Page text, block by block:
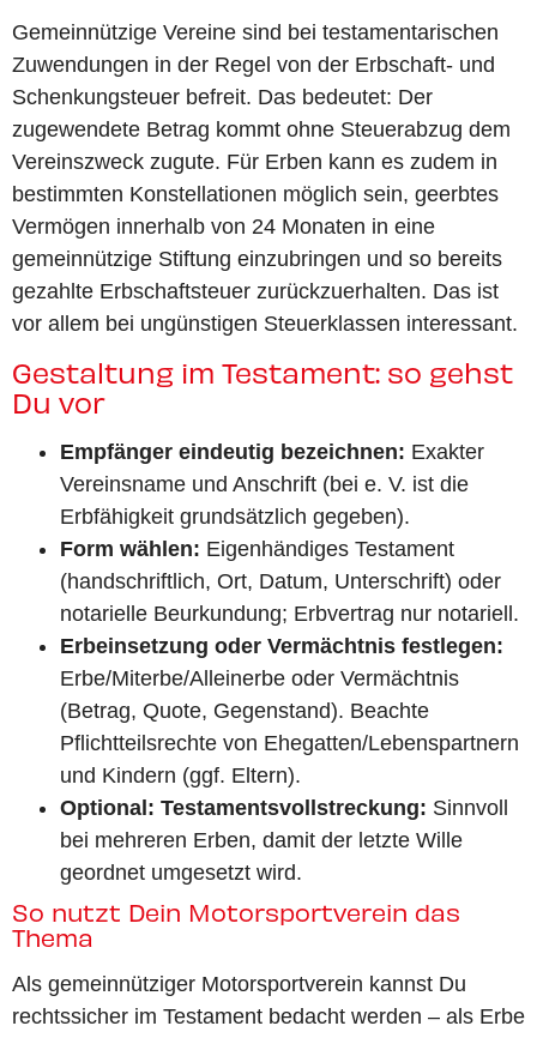
Gemeinnützige Vereine sind bei testamentarischen
Zuwendungen in der Regel von der Erbschaft- und
Schenkungsteuer befreit. Das bedeutet: Der
zugewendete Betrag kommt ohne Steuerabzug dem
Vereinszweck zugute. Für Erben kann es zudem in
bestimmten Konstellationen möglich sein, geerbtes
Vermögen innerhalb von 24 Monaten in eine
gemeinnützige Stiftung einzubringen und so bereits
gezahlte Erbschaftsteuer zurückzuerhalten. Das ist
vor allem bei ungünstigen Steuerklassen interessant.
Gestaltung im Testament: so gehst
Du vor
Empfänger eindeutig bezeichnen: Exakter
Vereinsname und Anschrift (bei e. V. ist die
Erbfähigkeit grundsätzlich gegeben).
Form wählen: Eigenhändiges Testament
(handschriftlich, Ort, Datum, Unterschrift) oder
notarielle Beurkundung; Erbvertrag nur notariell.
Erbeinsetzung oder Vermächtnis festlegen:
Erbe/Miterbe/Alleinerbe oder Vermächtnis
(Betrag, Quote, Gegenstand). Beachte
Pflichtteilsrechte von Ehegatten/Lebenspartnern
und Kindern (ggf. Eltern).
Optional: Testamentsvollstreckung: Sinnvoll
bei mehreren Erben, damit der letzte Wille
geordnet umgesetzt wird.
So nutzt Dein Motorsportverein das
Thema
Als gemeinnütziger Motorsportverein kannst Du
rechtssicher im Testament bedacht werden – als Erbe